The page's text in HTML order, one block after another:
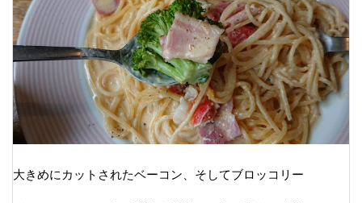
大きめにカットされたベーコン、そしてブロッコリー